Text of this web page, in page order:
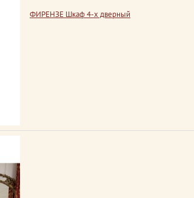
ФИРЕНЗЕ Шкаф 4-х дверный